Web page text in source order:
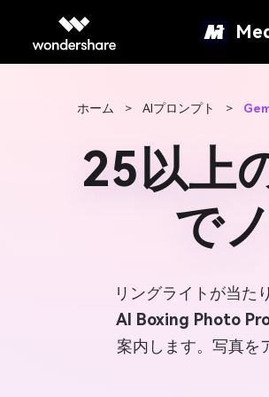
ホーム > AIプロンプト >
25以上
で
リングライトが当た
AI Boxing Photo
案内します。写真を